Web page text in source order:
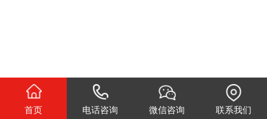
首页 电话咨询 微信咨询 联系我们